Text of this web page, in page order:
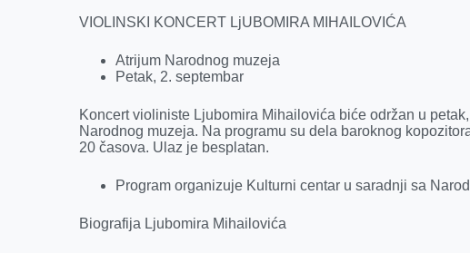
r
VIOLINSKI KONCERT LjUBOMIRA MIHAILOVIĆA
Atrijum Narodnog muzeja
Petak, 2. septembar
Koncert violiniste Ljubomira Mihailovića biće održan u
Narodnog muzeja. Na programu su dela baroknog
20 časova. Ulaz je besplatan.
Program organizuje Kulturni centar u saradnji sa
Biografija Ljubomira Mihailovića